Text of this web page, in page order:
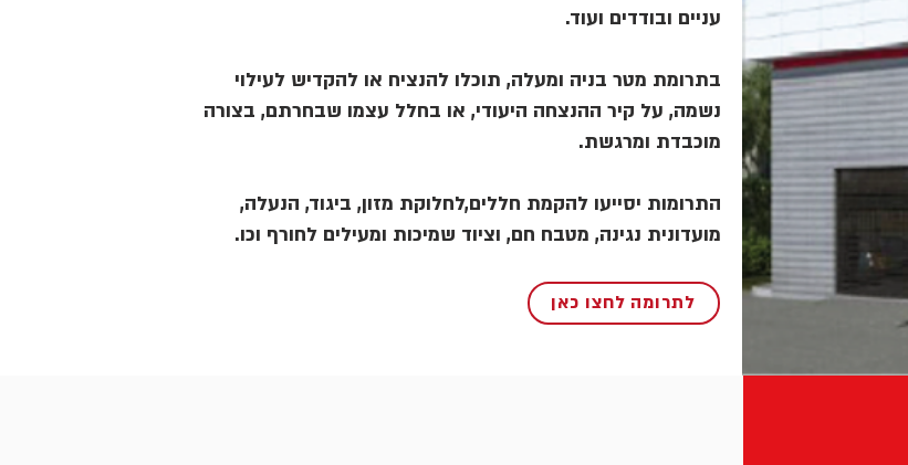
עניים ובודדים ועוד.
בתרומת מטר בניה ומעלה, תוכלו להנציח או להקדיש לעילוי
נשמה, על קיר ההנצחה היעודי, או בחלל עצמו שבחרתם, בצורה
מוכבדת ומרגשת.
התרומות יסייעו להקמת חללים,לחלוקת מזון, ביגוד, הנעלה,
מועדונית נגינה, מטבח חם, וציוד שמיכות ומעילים לחורף וכו.
לתרומה לחצו כאן